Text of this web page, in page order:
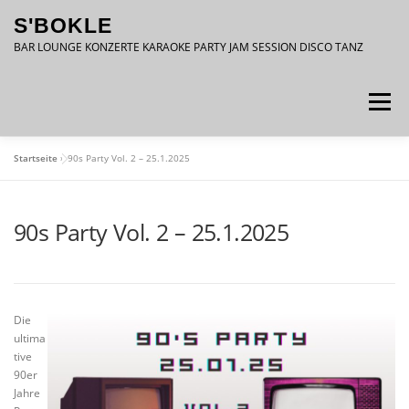
Inhalt
springen
S'BOKLE
BAR LOUNGE KONZERTE KARAOKE PARTY JAM SESSION DISCO TANZ
Menü
Startseite »90s Party Vol. 2 – 25.1.2025
90s Party Vol. 2 – 25.1.2025
Die
ultima
tive
90er
Jahre